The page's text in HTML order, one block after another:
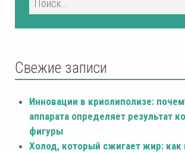
Свежие записи
Инновации в криолиполизе:
аппарата определяет результат
фигуры
Холод, который сжигает жир: как